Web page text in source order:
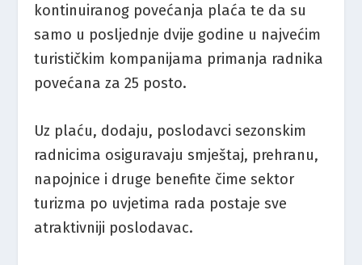
kontinuiranog povećanja plaća te da su
samo u posljednje dvije godine u najvećim
turističkim kompanijama primanja radnika
povećana za 25 posto.
Uz plaću, dodaju, poslodavci sezonskim
radnicima osiguravaju smještaj, prehranu,
napojnice i druge benefite čime sektor
turizma po uvjetima rada postaje sve
atraktivniji poslodavac.